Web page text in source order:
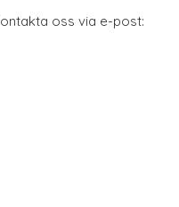
oss via e-post: